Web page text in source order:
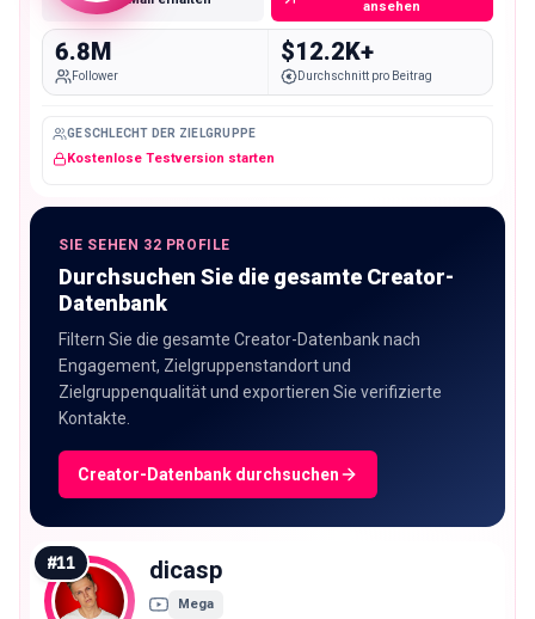
ansehen
6.8M
Follower
$12.2K+
Durchschnitt pro Beitrag
GESCHLECHT DER ZIELGRUPPE
Kostenlose Testversion starten
SIE SEHEN 32 PROFILE
Durchsuchen Sie die gesamte Creator-
Datenbank
Filtern Sie die gesamte Creator-Datenbank nach
Engagement, Zielgruppenstandort und
Zielgruppenqualität und exportieren Sie verifizierte
Kontakte.
Creator-Datenbank durchsuchen
#11 dicasp
Mega